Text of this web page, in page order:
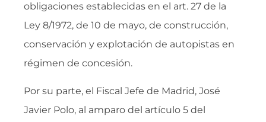
obligaciones establecidas en el art. 27 de la
Ley 8/1972, de 10 de mayo, de construcción,
conservación y explotación de autopistas en
régimen de concesión.
Por su parte, el Fiscal Jefe de Madrid, José
Javier Polo, al amparo del artículo 5 del